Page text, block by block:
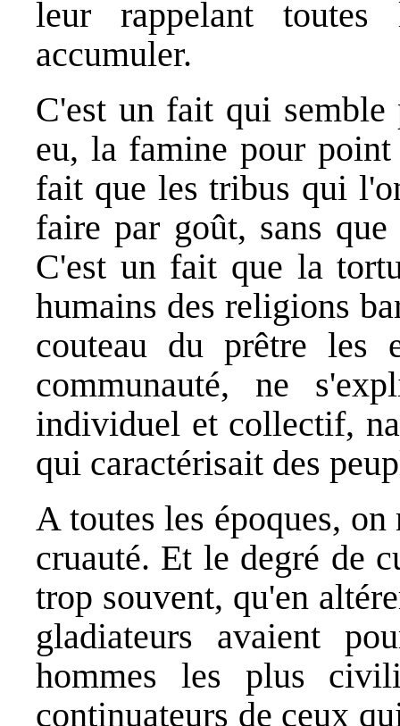
leur rappelant
accumuler.
C'est un fait qui semble
eu, la famine pour
fait que les tribus qui
faire par goût, sans
C'est un fait que la
humains des religions
couteau du prêtre les
communauté, ne
individuel et collectif,
qui caractérisait des
A toutes les époques,
cruauté. Et le degré de
trop souvent, qu'en
gladiateurs avaient
hommes les plus
continuateurs de ceux